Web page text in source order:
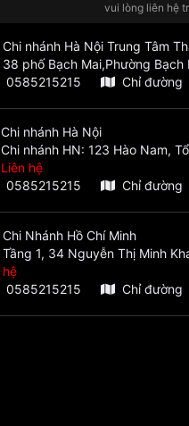
vui lòng liên hệ
Chi nhánh Hà Nội Trung Tâm
38 phố Bạch Mai,Phường Bạch
0585215215
Chỉ đường
Chi nhánh Hà Nội
Chi nhánh HN: 123 Hào Nam,
Liên hệ
0585215215
Chỉ đường
Chi Nhánh Hồ Chí Minh
Tầng 1, 34 Nguyễn Thị Minh
hệ
0585215215
Chỉ đường